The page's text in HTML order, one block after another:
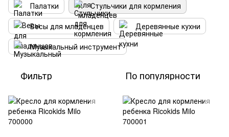
Палатки
Стульчики для кормления
Весы для младенцев
Деревянные кухни
Музыкальный инструмент
Фильтр По популярности